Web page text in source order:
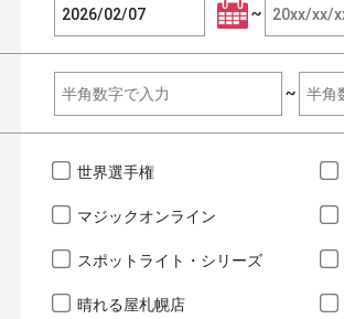
~
~
世界選手権
マジックオンライン
スポットライト・シリーズ
晴れる屋札幌店